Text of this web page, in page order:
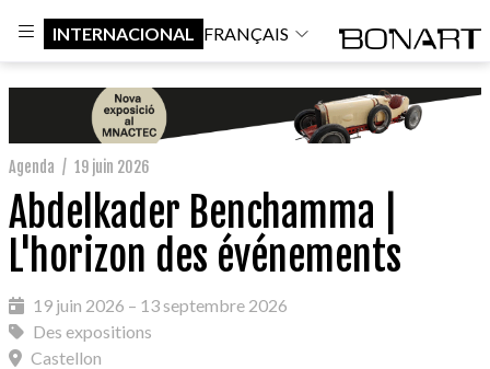
INTERNACIONAL FRANÇAIS
Agenda / 19 juin 2026
Abdelkader Benchamma |
L'horizon des événements
19 juin 2026 – 13 septembre 2026
Des expositions
Castellon